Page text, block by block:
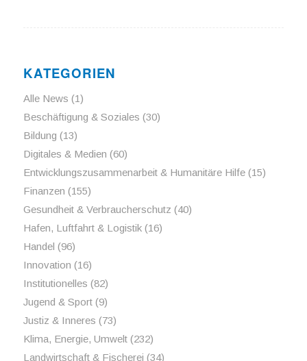
KATEGORIEN
Alle News (1)
Beschäftigung & Soziales (30)
Bildung (13)
Digitales & Medien (60)
Entwicklungszusammenarbeit & Humanitäre Hilfe(15)
Finanzen (155)
Gesundheit & Verbraucherschutz (40)
Hafen, Luftfahrt & Logistik(16)
Handel (96)
Innovation (16)
Institutionelles (82)
Jugend & Sport(9)
Justiz & Inneres (73)
Klima, Energie, Umwelt(232)
Landwirtschaft & Fischerei (34)